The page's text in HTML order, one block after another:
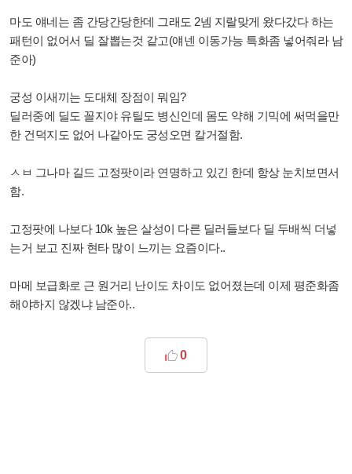
마도 얘네는 좀 간당간당한데 그래도 2넴 지랄맞게 왔다갔다 하는
패턴이 없어서 딜 잘뽑는것 같고(얘넨 이동가능 특화좀 넣어줘라 남
준아)
궁성 이새끼는 도대체 장점이 뭐임?
딜러중에 딜도 꼴지야 유틸도 병신인데 몸도 약해 기믹에 써먹을만
한 건덕지도 없어 나같아도 궁성오면 칼거절함.
ㅅㅂ 그나마 길드 고정팟이라 연명하고 있긴 한데 항상 눈치보면서
함.
고정팟에 나보다 10k 높은 살성이 다른 딜러들보다 딜 두배씩 더넣
는거 보고 진짜 현타 많이 느끼는 요즘이다..
마메 보급화로 근 원거리 난이도 차이도 없어졌는데 이제 평준화좀
해야하지 않겠냐 남준아..
0